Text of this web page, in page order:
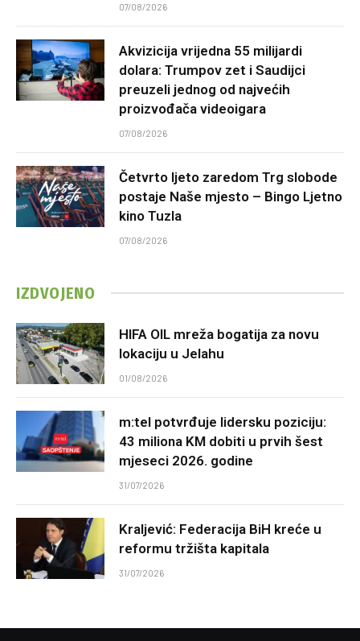
07/08/2026
Akvizicija vrijedna 55 milijardi
dolara: Trumpov zet i Saudijci
preuzeli jednog od najvećih
proizvođača videoigara
07/08/2026
Četvrto ljeto zaredom Trg slobode
postaje Naše mjesto – Bingo Ljetno
kino Tuzla
07/08/2026
IZDVOJENO
HIFA OIL mreža bogatija za novu
lokaciju u Jelahu
01/08/2026
m:tel potvrđuje lidersku poziciju:
43 miliona KM dobiti u prvih šest
mjeseci 2026. godine
31/07/2026
Kraljević: Federacija BiH kreće u
reformu tržišta kapitala
31/07/2026